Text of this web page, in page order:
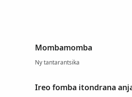
Mombamomba
Ny tantarantsika
Ireo fomba itondrana